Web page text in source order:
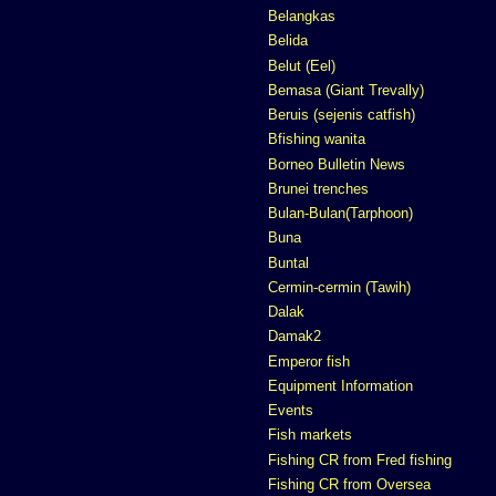
Belangkas
Belida
Belut (Eel)
Bemasa (Giant Trevally)
Beruis (sejenis catfish)
Bfishing wanita
Borneo Bulletin News
Brunei trenches
Bulan-Bulan(Tarphoon)
Buna
Buntal
Cermin-cermin (Tawih)
Dalak
Damak2
Emperor fish
Equipment Information
Events
Fish markets
Fishing CR from Fred fishing
Fishing CR from Oversea